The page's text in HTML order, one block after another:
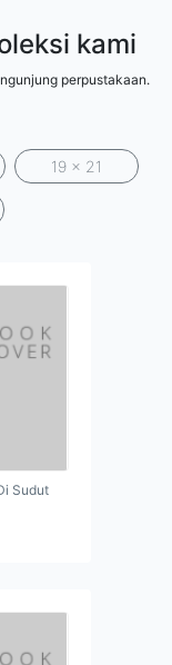
kami
perpustakaan.
19 x 21
Sudut